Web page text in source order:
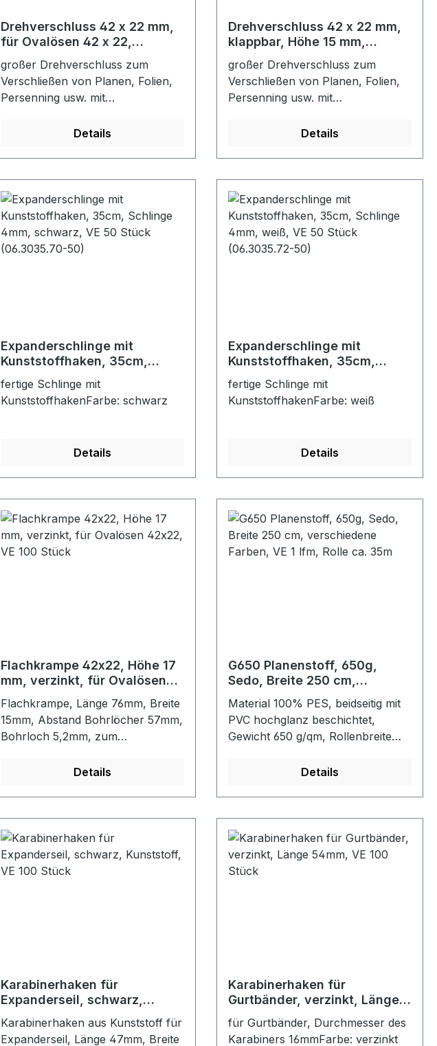
Drehverschluss 42 x 22 mm,
für Ovalösen 42 x 22,
großer Drehverschluss zum
Verschließen von Planen, Folien,
Persenning usw. mit
Details
Drehverschluss 42 x 22 mm,
klappbar, Höhe 15 mm,
großer Drehverschluss zum
Verschließen von Planen, Folien,
Persenning usw. mit
Details
Expanderschlinge mit
Kunststoffhaken, 35cm,
50 Stück (06.3035.70-50)
fertige Schlinge mit
KunststoffhakenFarbe: schwarz
Details
Expanderschlinge mit
Kunststoffhaken, 35cm,
Stück (06.3035.72-50)
fertige Schlinge mit
KunststoffhakenFarbe: weiß
Details
Flachkrampe 42x22, Höhe 17
mm, verzinkt, für Ovalösen
Flachkrampe, Länge 76mm, Breite
15mm, Abstand Bohrlöcher 57mm,
Bohrloch 5,2mm, zum
Persenning usw. mit Rechteck-
Details
G650 Planenstoff, 650g,
Sedo, Breite 250 cm,
lfm, Rolle ca. 35m
Material 100% PES, beidseitig mit
PVC hochglanz beschichtet,
Gewicht 650 g/qm, Rollenbreite
wasserundurchlässig, gut geeignet
flexible Türen. Schweißbar, mit
Heißluft und
Frequenzschweißen.Farbe:
weißMaße: 35m x 250cm
Details
Karabinerhaken für
Expanderseil, schwarz,
Karabinerhaken aus Kunststoff für
Expanderseil, Länge 47mm, Breite
Karabinerhaken für
Gurtbänder, verzinkt, Länge
für Gurtbänder, Durchmesser des
Karabiners 16mmFarbe: verzinkt